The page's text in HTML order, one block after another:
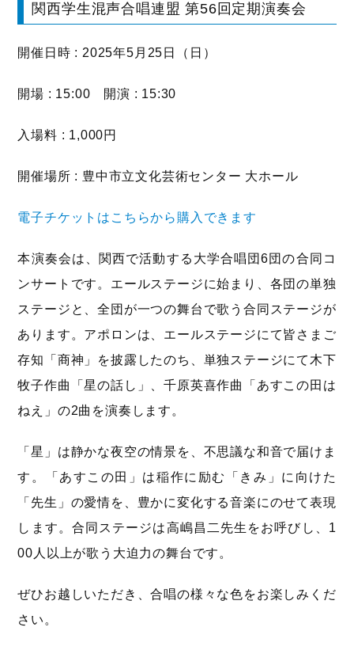
関西学生混声合唱連盟 第56回定期演奏会
開催日時 : 2025年5月25日（日）
開場 : 15:00 開演 : 15:30
入場料 : 1,000円
開催場所 : 豊中市立文化芸術センター 大ホール
電子チケットはこちらから購入できます
本演奏会は、関西で活動する大学合唱団6団の合同コ
ンサートです。エールステージに始まり、各団の単独
ステージと、全団が一つの舞台で歌う合同ステージが
あります。アポロンは、エールステージにて皆さまご
存知「商神」を披露したのち、単独ステージにて木下
牧子作曲「星の話し」、千原英喜作曲「あすこの田は
ねえ」の2曲を演奏します。
「星」は静かな夜空の情景を、不思議な和音で届けま
す。「あすこの田」は稲作に励む「きみ」に向けた
「先生」の愛情を、豊かに変化する音楽にのせて表現
します。合同ステージは高嶋昌二先生をお呼びし、1
00人以上が歌う大迫力の舞台です。
ぜひお越しいただき、合唱の様々な色をお楽しみくだ
さい。